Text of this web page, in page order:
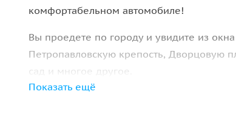
комфортабельном автомобиле!
Вы проедете по городу и увидите из
Петропавловскую крепость, Дворцовую
сад и многое другое.
Показать ещё